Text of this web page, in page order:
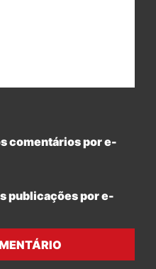
comentários por e-
publicações por e-